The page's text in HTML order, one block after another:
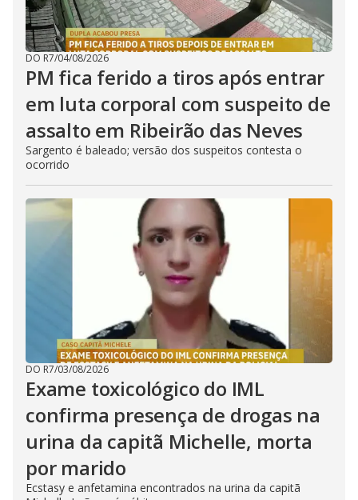
DO R7/04/08/2026
PM fica ferido a tiros após entrar
em luta corporal com suspeito de
assalto em Ribeirão das Neves
Sargento é baleado; versão dos suspeitos contesta o
ocorrido
DO R7/03/08/2026
Exame toxicológico do IML
confirma presença de drogas na
urina da capitã Michelle, morta
por marido
Ecstasy e anfetamina encontrados na urina da capitã